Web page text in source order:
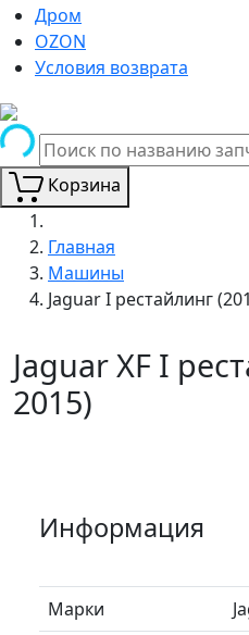
Дром
OZON
Условия возврата
Корзина
Главная
Машины
Jaguar I рестайлинг
Jaguar XF I
2015)
Информация
Марки